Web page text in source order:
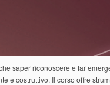
saper riconoscere e far
e costruttivo. Il corso offre